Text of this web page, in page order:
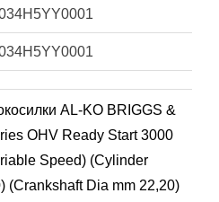
AL-KO BRIGGS &
OHV Ready Start 3000
Speed) (Cylinder
(Crankshaft Dia mm 22,20)